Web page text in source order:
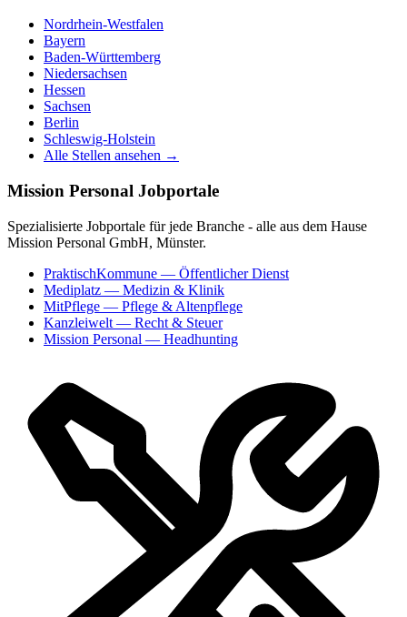
Nordrhein-Westfalen
Bayern
Baden-Württemberg
Niedersachsen
Hessen
Sachsen
Berlin
Schleswig-Holstein
Alle Stellen ansehen →
Mission Personal Jobportale
Spezialisierte Jobportale für jede Branche - alle aus dem Hause
Mission Personal GmbH, Münster.
PraktischKommune — Öffentlicher Dienst
Mediplatz — Medizin & Klinik
MitPflege — Pflege & Altenpflege
Kanzleiwelt — Recht & Steuer
Mission Personal — Headhunting